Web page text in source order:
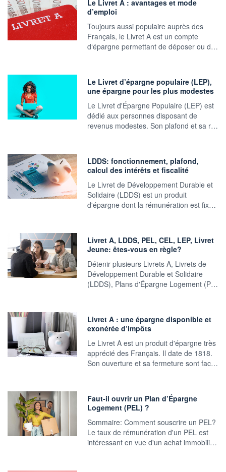
Le Livret A : avantages et mode
d’emploi
Toujours aussi populaire auprès des
Français, le Livret A est un compte
d‘épargne permettant de déposer ou d…
Le Livret d’épargne populaire (LEP),
une épargne pour les plus modestes
Le Livret d'Épargne Populaire (LEP) est
dédié aux personnes disposant de
revenus modestes. Son plafond et sa r…
LDDS: fonctionnement, plafond,
calcul des intérêts et fiscalité
Le Livret de Développement Durable et
Solidaire (LDDS) est un produit
d'épargne dont la rémunération est fix…
Livret A, LDDS, PEL, CEL, LEP, Livret
Jeune: êtes-vous en règle?
Détenir plusieurs Livrets A, Livrets de
Développement Durable et Solidaire
(LDDS), Plans d'Épargne Logement (P…
Livret A : une épargne disponible et
exonérée d’impôts
Le Livret A est un produit d'épargne très
apprécié des Français. Il date de 1818.
Son ouverture et sa fermeture sont fac…
Faut-il ouvrir un Plan d’Épargne
Logement (PEL) ?
Sommaire: Comment souscrire un PEL?
Le taux de rémunération d'un PEL est
intéressant en vue d'un achat immobili…